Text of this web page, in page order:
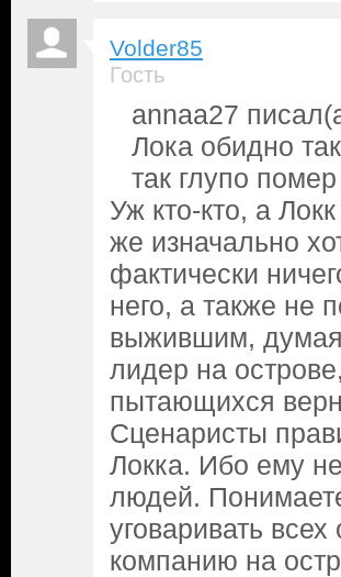
Volder85
Гость
annaa27
Лока обидно
так глупо помер
Уж кто-кто, а
же изначально
фактически
него, а также не
выжившим, думая
лидер на
пытающихся
Сценаристы
Локка. Ибо ему
людей.
уговаривать
компанию на